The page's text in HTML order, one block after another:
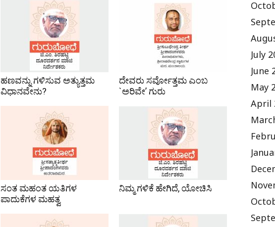
ಹಣವನ್ನು ಗಳಿಸುವ ಅತ್ಯುತ್ತಮ
ವಿಧಾನವೇನು?
ದೇವರು ಸರ್ವೋತ್ತಮ ಎಂಬ
`ಅರಿವೇ’ ಗುರು
ಸಂತ ಮಹಂತ ಯತಿಗಳ
ಪಾದುಕೆಗಳ ಮಹತ್ವ
ನಿಮ್ಮ ಗಳಿಕೆ ಹೇಗಿದೆ, ಯೋಚಿಸಿ
July
June
May
April